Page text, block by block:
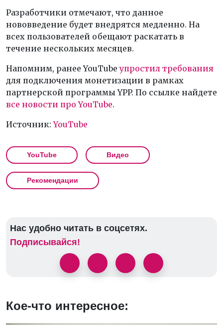
Разработчики отмечают, что данное
нововведение будет внедрятся медленно. На
всех пользователей обещают раскатать в
течение нескольких месяцев.
Напомним, ранее YouTubeупростил требования
для подключения монетизации в рамках
партнерской программы YPP. По ссылке найдете
все новости про YouTube.
Источник:YouTube
YouTube Видео
Рекомендации
Нас удобно читать в соцсетях.
Подписывайся!
Кое-что интересное: